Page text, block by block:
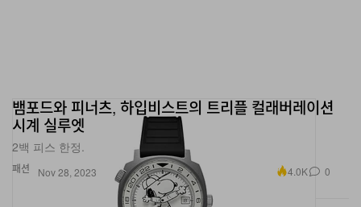
패션
뱀포드와 피너츠, 하입비스트의 트리플 컬래버레이션
시계 실루엣
2백 피스 한정.
Nov 28, 2023 4.0K 0